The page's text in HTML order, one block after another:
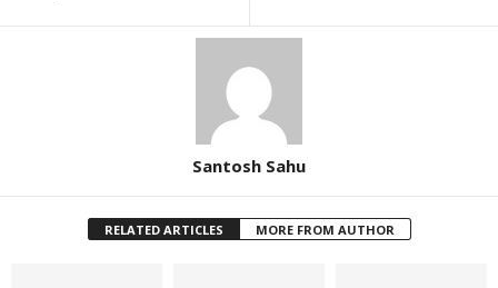
Santosh Sahu
RELATED ARTICLES MORE FROM AUTHOR